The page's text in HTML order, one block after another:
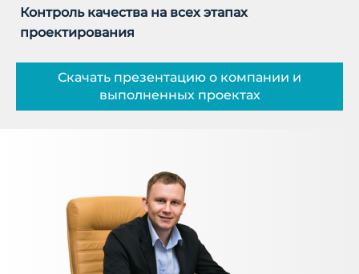
Контроль качества на всех этапах
проектирования
Скачать презентацию о компании и
выполненных проектах